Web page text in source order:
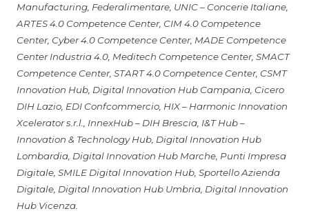
Manufacturing, Federalimentare, UNIC – Concerie Italiane,
ARTES 4.0 Competence Center, CIM 4.0 Competence
Center, Cyber 4.0 Competence Center, MADE Competence
Center Industria 4.0, Meditech Competence Center, SMACT
Competence Center, START 4.0 Competence Center, CSMT
Innovation Hub, Digital Innovation Hub Campania, Cicero
DIH Lazio, EDI Confcommercio, HIX – Harmonic Innovation
Xcelerator s.r.l., InnexHub – DIH Brescia, I&T Hub –
Innovation & Technology Hub, Digital Innovation Hub
Lombardia, Digital Innovation Hub Marche, Punti Impresa
Digitale, SMILE Digital Innovation Hub, Sportello Azienda
Digitale, Digital Innovation Hub Umbria, Digital Innovation
Hub Vicenza.